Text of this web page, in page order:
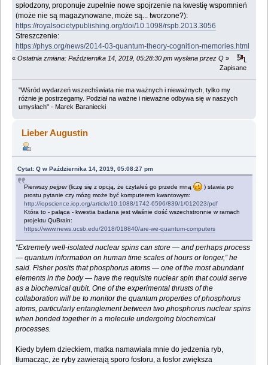
spłodzony, proponuje zupełnie nowe spojrzenie na kwestię wspomnień
(może nie są magazynowane, może są... tworzone?):
https://royalsocietypublishing.org/doi/10.1098/rspb.2013.3056
Streszczenie:
https://phys.org/news/2014-03-quantum-theory-cognition-memories.html
« Ostatnia zmiana: Października 14, 2019, 05:28:30 pm wysłana przez Q »
Zapisane
"Wśród wydarzeń wszechświata nie ma ważnych i nieważnych, tylko my
różnie je postrzegamy. Podział na ważne i nieważne odbywa się w naszych
umysłach" - Marek Baraniecki
Lieber Augustin
Cytat: Q w Października 14, 2019, 05:08:27 pm
Pierwszypejper(liczę się z opcją, że czytałeś go przede mną
) stawia po
prostu pytanie czy mózg może być komputerem kwantowym:
http://iopscience.iop.org/article/10.1088/1742-6596/839/1/012023/pdf
Która to - paląca - kwestia badana jest właśnie dość wszechstronnie w ramach
projektu QuBrain:
https://www.news.ucsb.edu/2018/018840/are-we-quantum-computers
“Extremely well-isolated nuclear spins can store — and perhaps process
— quantum information on human time scales of hours or longer,” he
said. Fisher posits that phosphorus atoms — one of the most abundant
elements in the body — have the requisite nuclear spin that could serve
as a biochemical qubit. One of the experimental thrusts of the
collaboration will be to monitor the quantum properties of phosphorus
atoms, particularly entanglement between two phosphorus nuclear spins
when bonded together in a molecule undergoing biochemical
processes.
Kiedy byłem dzieckiem, matka namawiała mnie do jedzenia ryb,
tłumacząc, że ryby zawierają sporo fosforu, a fosfor zwiększa